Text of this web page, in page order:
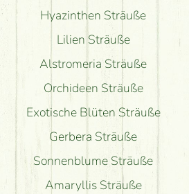
Hyazinthen Sträuße
Lilien Sträuße
Alstromeria Sträuße
Orchideen Sträuße
Exotische Blüten Sträuße
Gerbera Sträuße
Sonnenblume Sträuße
Amaryllis Sträuße